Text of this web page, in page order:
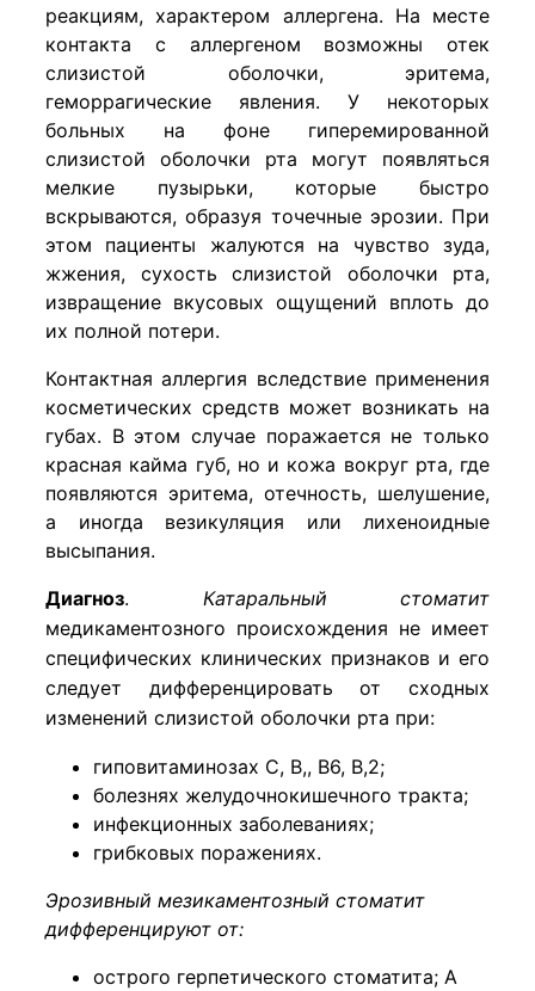
реакциям, характером аллергена. На месте
контакта с аллергеном возможны отек
слизистой оболочки, эритема,
геморрагические явления. У некоторых
больных на фоне гиперемированной
слизистой оболочки рта могут появляться
мелкие пузырьки, которые быстро
вскрываются, образуя точечные эрозии. При
этом пациенты жалуются на чувство зуда,
жжения, сухость слизистой оболочки рта,
извращение вкусовых ощущений вплоть до
их полной потери.
Контактная аллергия вследствие применения
косметических средств может возникать на
губах. В этом случае поражается не только
красная кайма губ, но и кожа вокруг рта, где
появляются эритема, отечность, шелушение,
а иногда везикуляция или лихеноидные
высыпания.
Диагноз. Катаральный стоматит
медикаментозного происхождения не имеет
специфических клинических признаков и его
следует дифференцировать от сходных
изменений слизистой оболочки рта при:
гиповитаминозах С, В,, В6, В,2;
болезнях желудочнокишечного тракта;
инфекционных заболеваниях;
грибковых поражениях.
Эрозивный мезикаментозный стоматит
дифференцируют от:
острого герпетического стоматита; А